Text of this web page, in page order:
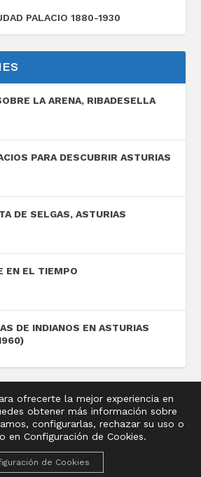
PALACIO 1880-1930
LA ARENA, RIBADESELLA
PARA DESCUBRIR ASTURIAS
DE SELGAS, ASTURIAS
EN EL TIEMPO
DE INDIANOS EN ASTURIAS
Themes| Desarrollado por
WordPress
de privacidad
Política de cookies
de compra
ofrecerte la mejor experiencia en
obtener más información sobre
configurarlas, rechazar su uso o
en Configuración de Cookies.
de Cookies